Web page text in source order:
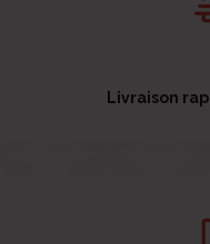
Livraison